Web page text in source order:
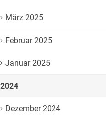
März 2025
Februar 2025
Januar 2025
2024
Dezember 2024